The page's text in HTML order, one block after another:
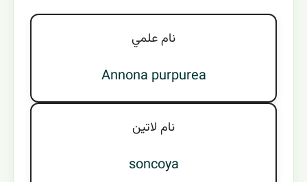
نام علمي
Annona purpurea
نام لاتين
soncoya